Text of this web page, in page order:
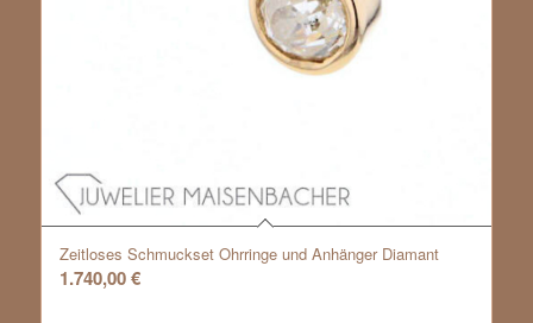
Zeitloses Schmuckset Ohrringe und Anhänger Diamant
1.740,00€